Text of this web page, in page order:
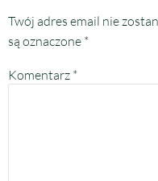
Twój adres email nie
są oznaczone *
Komentarz *